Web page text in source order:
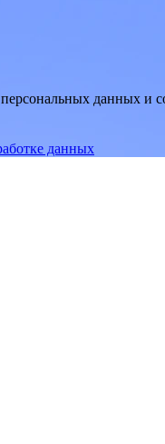
данных и
данных